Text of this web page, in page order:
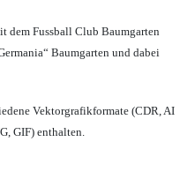
dem Fussball Club Baumgarten
Baumgarten und dabei
Vektorgrafikformate (CDR, AI
GIF) enthalten.